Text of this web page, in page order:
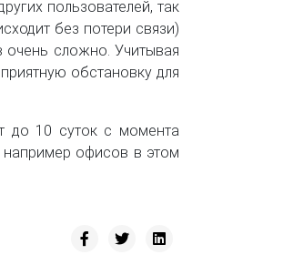
пользователей, так
без потери связи)
очень сложно. Учитывая
обстановку для
до 10 суток с момента
например офисов в этом